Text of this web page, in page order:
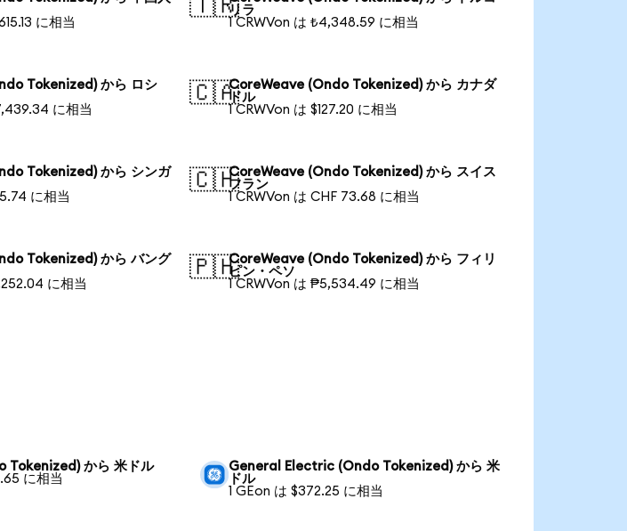
に相当
🇹🇷リラ
1 CRWVon は ₺4,348.59 に相当
Tokenized) から ロシ
に相当
🇨🇦CoreWeave (Ondo Tokenized) から カナダ
ドル
1 CRWVon は $127.20 に相当
Tokenized) から シンガ
に相当
🇨🇭CoreWeave (Ondo Tokenized) から スイス
フラン
1 CRWVon は CHF 73.68 に相当
Tokenized) から バング
に相当
🇵🇭CoreWeave (Ondo Tokenized) から フィリ
ピン・ペソ
1 CRWVon は ₱5,534.49 に相当
Tokenized) から 米ドル
に相当
General Electric (Ondo Tokenized) から 米
ドル
1 GEon は $372.25 に相当